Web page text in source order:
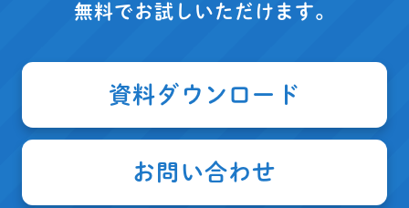
無料でお試しいただけます。
資料ダウンロード
お問い合わせ